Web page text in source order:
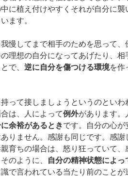
に植え付けやすくそれが自分に襲
ます。
慢してまで相手のためを思って、
理想の自分になってあげたり、相
で、 逆に自分を傷つける環境を作
って接しましょうというのといわ
は、人によって例外があります。
に余裕があるときです。自分の心が
りません。感謝も同じです。感謝
育ちの場合は、怒り狂っていて、
のように、
自分の精神状態によっ
で言われている当たり前のことが